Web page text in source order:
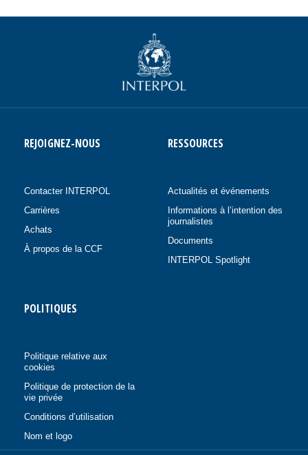
REJOIGNEZ-NOUS
Contacter INTERPOL
Carrières
Achats
À propos de la CCF
RESSOURCES
Actualités et événements
Informations à l’intention des
journalistes
Documents
INTERPOL Spotlight
POLITIQUES
Politique relative aux
cookies
Politique de protection de la
vie privée
Conditions d’utilisation
Nom et logo